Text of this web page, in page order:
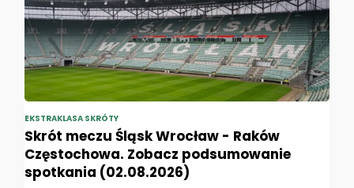
EKSTRAKLASA SKRÓTY
Skrót meczu Śląsk Wrocław - Raków
Częstochowa. Zobacz podsumowanie
spotkania (02.08.2026)